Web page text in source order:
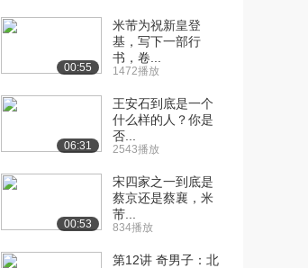
2.2万播放
[17] 章回体小说的形成与
3.3万播放
[18] 《三国志演义》
（一）
[19] 《三国志演义》
51:10
00:55
米芾为祝新皇登
基，写下一部行
书，卷...
1472播放
06:31
王安石到底是一个
什么样的人？你是
否...
2543播放
00:53
宋四家之一到底是
蔡京还是蔡襄，米
芾...
834播放
第12讲 奇男子：北